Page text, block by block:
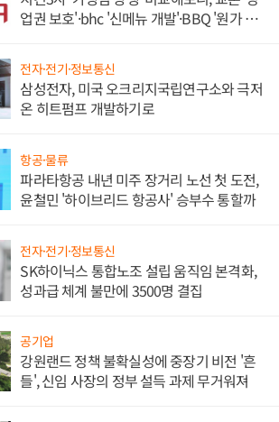
업권 보호'·bhc '신메뉴 개발'·BBQ '원가 부
전자·전기·정보통신
삼성전자, 미국 오크리지국립연구소와 극저
온 히트펌프 개발하기로
항공·물류
파라타항공 내년 미주 장거리 노선 첫 도전,
윤철민 '하이브리드 항공사' 승부수 통할까
전자·전기·정보통신
SK하이닉스 통합노조 설립 움직임 본격화,
성과급 체계 불만에 3500명 결집
공기업
강원랜드 정책 불확실성에 중장기 비전 '흔
들', 신임 사장의 정부 설득 과제 무거워져